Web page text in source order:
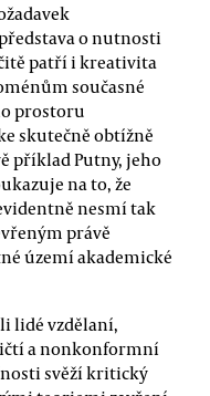
o nutnosti
patří i kreativita
současné
prostoru
skutečně obtížně
příklad Putny, jeho
na to, že
nesmí tak
právě
území akademické
lidé vzdělaní,
a nonkonformní
svěží kritický